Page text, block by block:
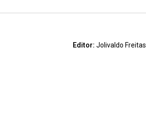
Editor: Jolivaldo Freitas